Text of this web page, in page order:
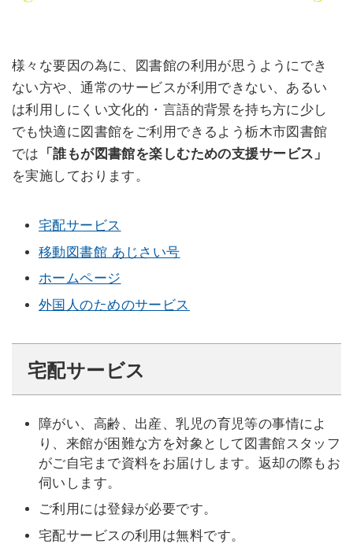
様々な要因の為に、図書館の利用が思うようにでき
ない方や、通常のサービスが利用できない、あるい
は利用しにくい文化的・言語的背景を持ち方に少し
でも快適に図書館をご利用できるよう栃木市図書館
では 「誰もが図書館を楽しむための支援サービス」
を実施しております。
宅配サービス
移動図書館 あじさい号
ホームページ
外国人のためのサービス
宅配サービス
障がい、高齢、出産、乳児の育児等の事情によ
り、来館が困難な方を対象として図書館スタッフ
がご自宅まで資料をお届けします。返却の際もお
伺いします。
ご利用には登録が必要です。
宅配サービスの利用は無料です。